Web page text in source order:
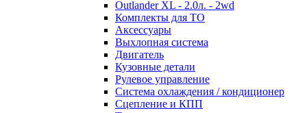
Outlander XL - 2.0л. - 2wd
Комплекты для ТО
Аксессуары
Выхлопная система
Двигатель
Кузовные детали
Рулевое управление
Система охлаждения / кондиционер
Сцепление и КПП